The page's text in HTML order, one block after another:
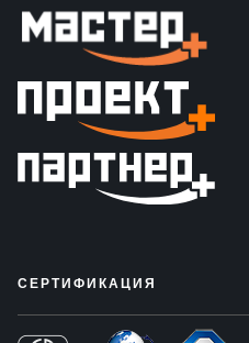
СЕРТИФИКАЦИЯ